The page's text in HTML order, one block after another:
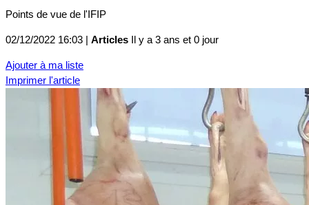
Points de vue de l'IFIP
02/12/2022 16:03 | Articles Il y a 3 ans et 0 jour
Ajouter à ma liste
Imprimer l'article